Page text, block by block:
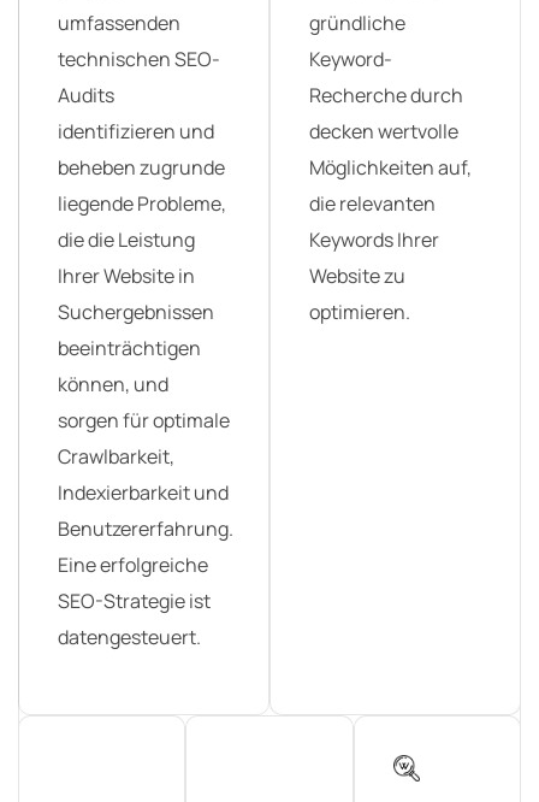
umfassenden
technischen SEO-
Audits
identifizieren und
beheben zugrunde
liegende Probleme,
die die Leistung
Ihrer Website in
Suchergebnissen
beeinträchtigen
können, und
sorgen für optimale
Crawlbarkeit,
Indexierbarkeit und
Benutzererfahrung.
Eine erfolgreiche
SEO-Strategie ist
datengesteuert.
gründliche
Keyword-
Recherche durch
decken wertvolle
Möglichkeiten auf,
die relevanten
Keywords Ihrer
Website zu
optimieren.